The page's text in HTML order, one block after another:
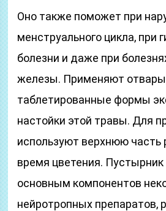
Оно также поможет при
менструального цикла, при
болезни и даже при
железы. Применяют
таблетированные формы
настойки этой травы. Для
используют верхнюю часть
время цветения. Пустырник
основным компонентов
нейротропных препаратов,